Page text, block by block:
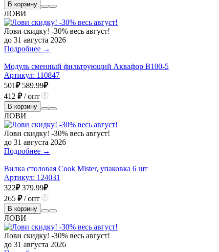
В корзину
ЛОВИ
Лови скидку! -30% весь август!
до 31 августа 2026
Подробнее →
Модуль сменный фильтрующий Аквафор В100-5
Артикул: 110847
501₽ 589.99₽
412 ₽/ опт
В корзину
ЛОВИ
Лови скидку! -30% весь август!
до 31 августа 2026
Подробнее →
Вилка столовая Cook Mister, упаковка 6 шт
Артикул: 124031
322₽ 379.99₽
265 ₽/ опт
В корзину
ЛОВИ
Лови скидку! -30% весь август!
до 31 августа 2026